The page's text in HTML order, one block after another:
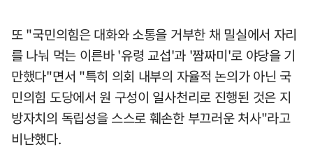
또 "국민의힘은 대화와 소통을 거부한 채 밀실에서 자리
를 나눠 먹는 이른바 '유령 교섭'과 '짬짜미'로 야당을 기
만했다"면서 "특히 의회 내부의 자율적 논의가 아닌 국
민의힘 도당에서 원 구성이 일사천리로 진행된 것은 지
방자치의 독립성을 스스로 훼손한 부끄러운 처사"라고
비난했다.